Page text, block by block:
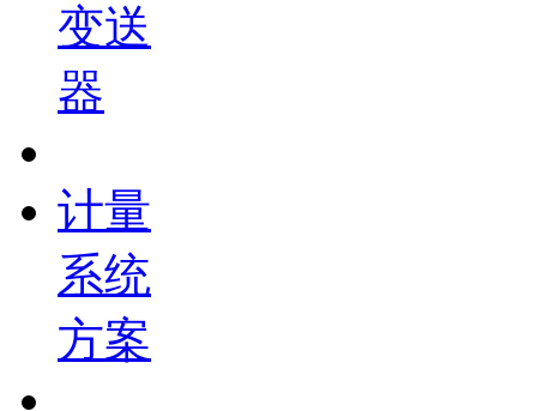
变送
器
计量
系统
方案